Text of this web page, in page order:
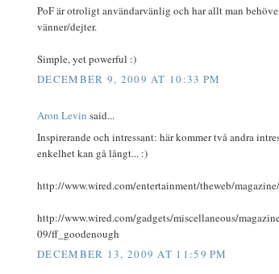
PoF är otroligt användarvänlig och har allt man
vänner/dejter.
Simple, yet powerful :)
DECEMBER 9, 2009 AT 10:33 PM
Aron Levin said...
Inspirerande och intressant: här kommer två andra
enkelhet kan gå långt... :)
http://www.wired.com/entertainment/theweb/
http://www.wired.com/gadgets/miscellaneous/
09/ff_goodenough
DECEMBER 13, 2009 AT 11:59 PM